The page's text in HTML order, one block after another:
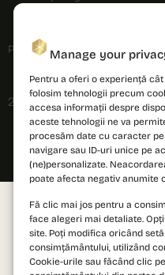
Manage your
Pentru a oferi o experiență
folosim tehnologii precum
accesa informații despre
aceste tehnologii ne va
procesăm date cu caracter
navigare sau ID-uri unice pe
(ne)personalizate.
poate afecta negativ anumite
Fă clic mai jos pentru a
face alegeri mai detaliate.
site. Poți modifica oricând
consimțământului, utilizând
Cookie-urile sau făcând clic
2026 © PRIMA Astera. All
Privacy policy